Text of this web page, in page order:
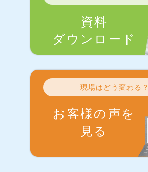
資料
ダウンロード
現場はどう変わる？
お客様の声を
見る